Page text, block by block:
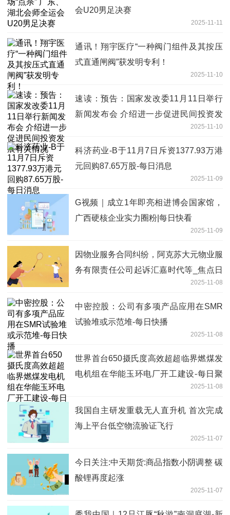
会U20男足决赛
2025-11-11
通讯！翔宇医疗“一种阀门组件及其按压
式直通闸阀”获发明专利！
2025-11-10
速读：预告：国家发改委11月11日举行
新闻发布会 介绍进一步促进民间投资发
2025-11-10
科济药业-B于11月7日斥资1377.93万港
元回购87.65万股-每日消息
2025-11-09
G视频｜成立1年即亮相进博会国家馆，
广西硬核企业实力圈粉|每日快看
2025-11-09
因物业服务合同纠纷，阿克苏大元物业服
务有限责任公司起诉汇嘉时代等_焦点日
2025-11-08
中密控股：公司有多项产品应用在SMR
试验堆或示范堆-每日快播
2025-11-08
世界首台650摄氏度高效超超临界燃煤发
电机组在华能玉环电厂开工建设-每日聚
2025-11-08
我国自主研发重载无人直升机 首次完成
海上平台低空物流验证飞行
2025-11-07
今日关注:中天期货:商品指数小阴调整 碳
酸锂再度起涨
2025-11-07